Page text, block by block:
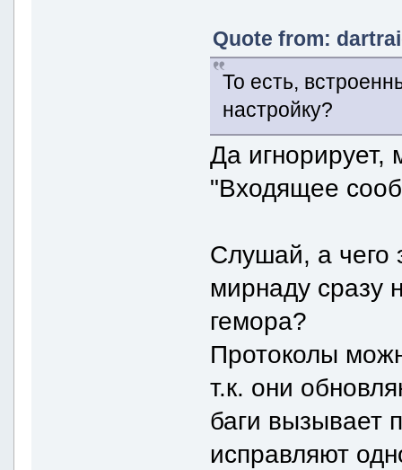
Quote from:
То есть,
настройку?
Да игнорирует,
"Входящее
Слушай, а чего
мирнаду сразу
гемора?
Протоколы
т.к. они
баги вызывает
исправляют